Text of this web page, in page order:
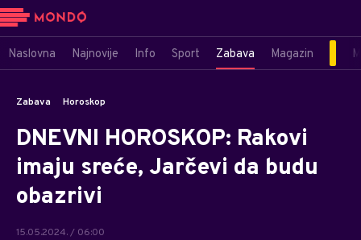
Naslovna Najnovije Info Sport Zabava Magazin
Zabava Horoskop
DNEVNI HOROSKOP: Rakovi
imaju sreće, Jarčevi da budu
obazrivi
15.05.2024. / 06:00